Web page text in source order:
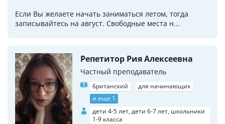
Если Вы желаете начать заниматься летом, тогда
записывайтесь на август. Свободные места н...
Репетитор Рия Алексеевна
Частный преподаватель
британский
для начинающих
и еще 1
дети 4-5 лет, дети 6-7 лет, школьники
1-9 класса